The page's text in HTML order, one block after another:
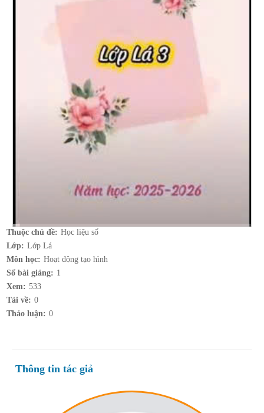
Thuộc chủ đề: Học liệu số
Lớp: Lớp Lá
Môn học: Hoạt động tạo hình
Số bài giảng: 1
Xem: 533
Tải về: 0
Thảo luận: 0
Thông tin tác giả